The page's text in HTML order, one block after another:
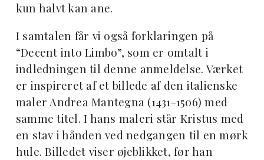
kun halvt kan ane.
I samtalen får vi også forklaringen på
“Decent into Limbo”, som er omtalt i
indledningen til denne anmeldelse. Værket
er inspireret af et billede af den italienske
maler Andrea Mantegna (1431-1506) med
samme titel. I hans maleri står Kristus med
en stav i hånden ved nedgangen til en mørk
hule. Billedet viser øjeblikket, før han